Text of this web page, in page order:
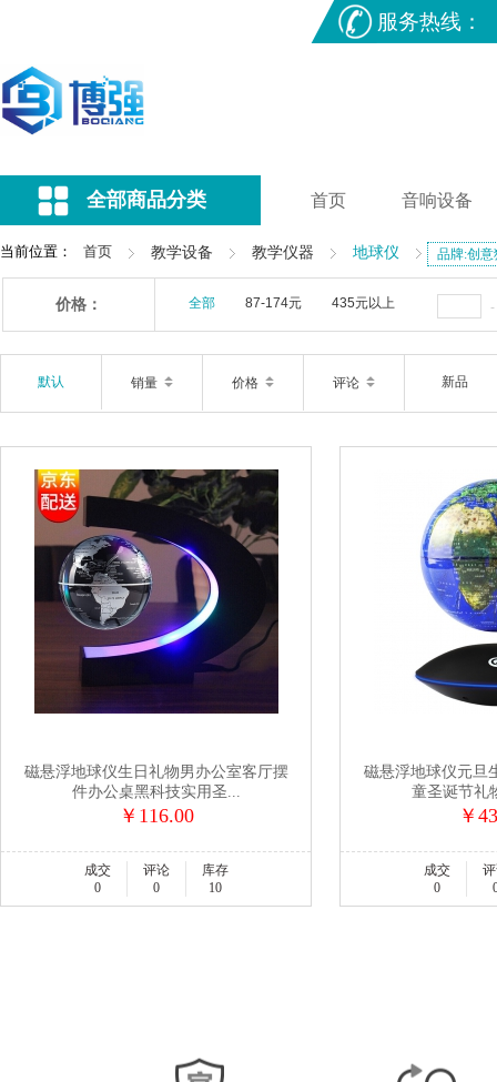
服务热线：
全部商品分类 首页 音响设备
当前位置： 首页 教学设备 教学仪器 地球仪 品牌:创意
价格： 全部 87-174元 435元以上 -
默认 销量 价格 评论 新品
磁悬浮地球仪生日礼物男办公室客厅摆
件办公桌黑科技实用圣...
￥116.00
成交
0
评论
0
库存
10
磁悬浮地球仪元旦
童圣诞节礼
￥
成交
0